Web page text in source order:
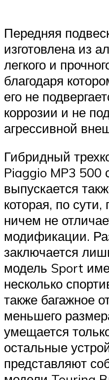
Передняя
изготовлена из
легкого и
благодаря
его не
коррозии и не
агрессивной
Гибридный
Piaggio MP3 500
выпускается
которая, по сути,
ничем не
модификации.
заключается
модель Sport
несколько
также багажное
меньшего
умещается
остальные
представляют